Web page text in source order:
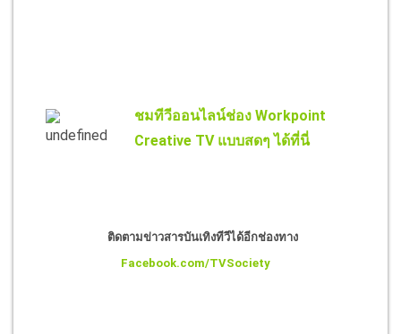
ชมทีวีออนไลน์ช่อง Workpoint
Creative TV แบบสดๆ ได้ที่นี่
ติดตามข่าวสารบันเทิงทีวีได้อีกช่องทาง
Facebook.com/TVSociety